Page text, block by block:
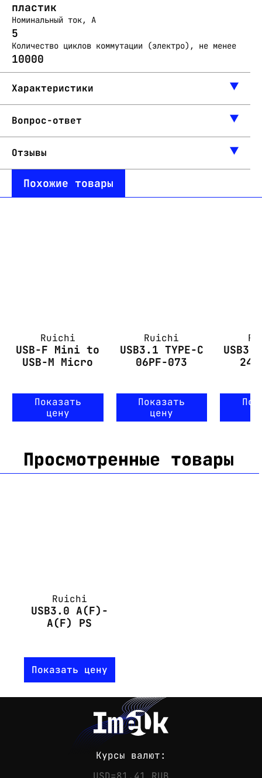
пластик
Номинальный ток, А
5
Количество циклов коммутации (электро), не менее
10000
Характеристики
Вопрос-ответ
Отзывы
Похожие товары
Ruichi
USB-F Mini to
USB-M Micro
Показать
цену
Ruichi
USB3.1 TYPE-C
06PF-073
Показать
цену
Просмотренные товары
Ruichi
USB3.0 A(F)-
A(F) PS
Показать цену
Курсы валют: